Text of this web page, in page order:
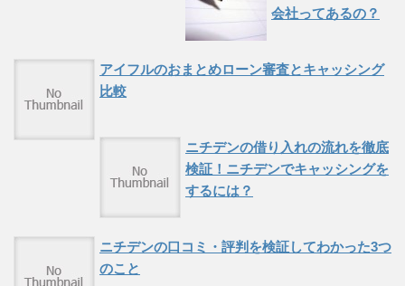
会社ってあるの？
アイフルのおまとめローン審査とキャッシング
比較
ニチデンの借り入れの流れを徹底
検証！ニチデンでキャッシングを
するには？
ニチデンの口コミ・評判を検証してわかった3つ
のこと